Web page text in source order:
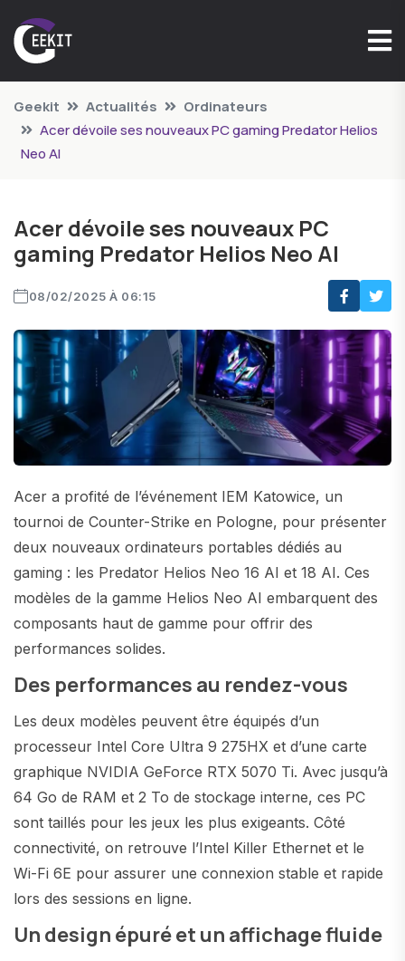
Geekit Actualités
Ordinateurs
Acer dévoile ses nouveaux PC gaming Predator Helios
Neo AI
Acer dévoile ses nouveaux PC
gaming Predator Helios Neo AI
08/02/2025 À 06:15
Acer a profité de l’événement IEM Katowice, un
tournoi de Counter-Strike en Pologne, pour présenter
deux nouveaux ordinateurs portables dédiés au
gaming : les Predator Helios Neo 16 AI et 18 AI. Ces
modèles de la gamme Helios Neo AI embarquent des
composants haut de gamme pour offrir des
performances solides.
Des performances au rendez-vous
Les deux modèles peuvent être équipés d’un
processeur Intel Core Ultra 9 275HX et d’une carte
graphique NVIDIA GeForce RTX 5070 Ti. Avec jusqu’à
64 Go de RAM et 2 To de stockage interne, ces PC
sont taillés pour les jeux les plus exigeants. Côté
connectivité, on retrouve l’Intel Killer Ethernet et le
Wi-Fi 6E pour assurer une connexion stable et rapide
lors des sessions en ligne.
Un design épuré et un affichage fluide